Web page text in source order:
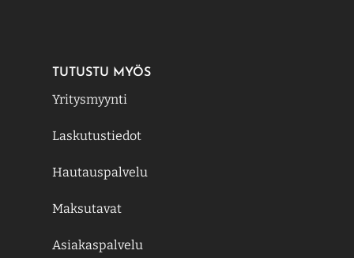
TUTUSTU MYÖS
Yritysmyynti
Laskutustiedot
Hautauspalvelu
Maksutavat
Asiakaspalvelu